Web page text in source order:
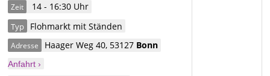
Zeit 14 - 16:30 Uhr
Typ Flohmarkt mit Ständen
Adresse Haager Weg 40, 53127 Bonn
Anfahrt ›